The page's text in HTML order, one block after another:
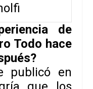
de
Todo hace
publicó en